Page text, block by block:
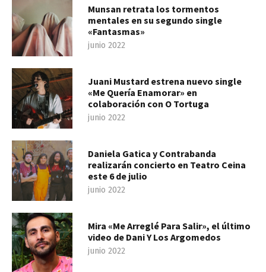
Munsan retrata los tormentos
mentales en su segundo single
«Fantasmas»
junio 2022
Juani Mustard estrena nuevo single
«Me Quería Enamorar» en
colaboración con O Tortuga
junio 2022
Daniela Gatica y Contrabanda
realizarán concierto en Teatro Ceina
este 6 de julio
junio 2022
Mira «Me Arreglé Para Salir», el último
video de Dani Y Los Argomedos
junio 2022